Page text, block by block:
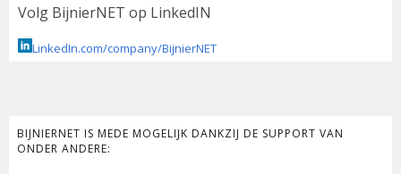
Volg BijnierNET op LinkedIN
LinkedIn.com/company/BijnierNET
BIJNIERNET IS MEDE MOGELIJK DANKZIJ DE SUPPORT VAN
ONDER ANDERE: